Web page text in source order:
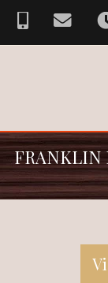
FRANKLIN